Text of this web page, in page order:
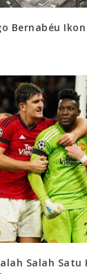
Bernabéu
Salah Satu